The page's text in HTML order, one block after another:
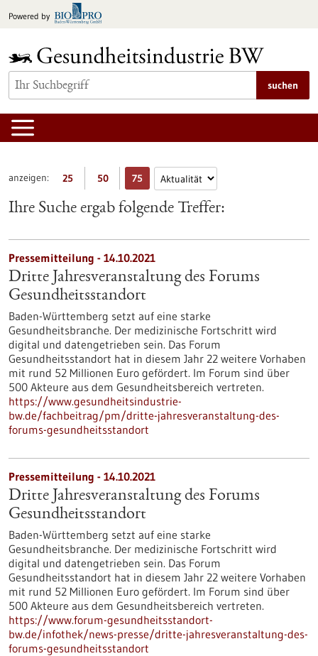
Inhalt
Powered by
suchen
anzeigen: 25 50 75
Ihre Suche ergab folgende Treffer:
Pressemitteilung - 14.10.2021
Dritte Jahresveranstaltung des Forums
Gesundheitsstandort
Baden-Württemberg setzt auf eine starke
Gesundheitsbranche. Der medizinische Fortschritt wird
digital und datengetrieben sein. Das Forum
Gesundheitsstandort hat in diesem Jahr 22 weitere Vorhaben
mit rund 52 Millionen Euro gefördert. Im Forum sind über
500 Akteure aus dem Gesundheitsbereich vertreten.
https://www.gesundheitsindustrie-
bw.de/fachbeitrag/pm/dritte-jahresveranstaltung-des-
forums-gesundheitsstandort
Pressemitteilung - 14.10.2021
Dritte Jahresveranstaltung des Forums
Gesundheitsstandort
Baden-Württemberg setzt auf eine starke
Gesundheitsbranche. Der medizinische Fortschritt wird
digital und datengetrieben sein. Das Forum
Gesundheitsstandort hat in diesem Jahr 22 weitere Vorhaben
mit rund 52 Millionen Euro gefördert. Im Forum sind über
500 Akteure aus dem Gesundheitsbereich vertreten.
https://www.forum-gesundheitsstandort-
bw.de/infothek/news-presse/dritte-jahresveranstaltung-des-
forums-gesundheitsstandort